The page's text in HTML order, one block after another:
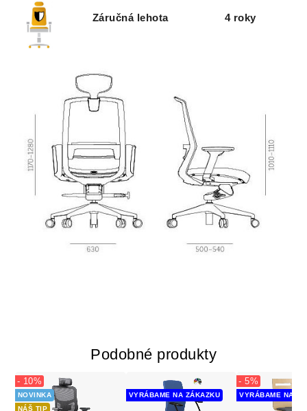
Záručná lehota 4 roky
Podobné produkty
NOVINKA
NÁŠ TIP
- 10%
VYRÁBAME NA ZÁKAZKU VYRÁBAME NA
- 5%